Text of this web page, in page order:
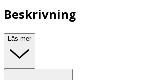
Beskrivning
Läs mer